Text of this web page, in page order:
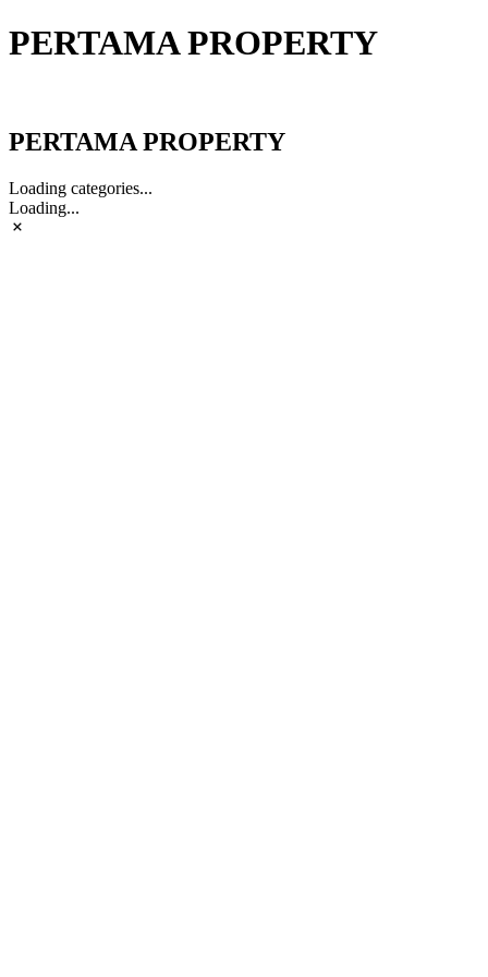
PERTAMA PROPERTY
PERTAMA PROPERTY
Loading categories...
Loading...